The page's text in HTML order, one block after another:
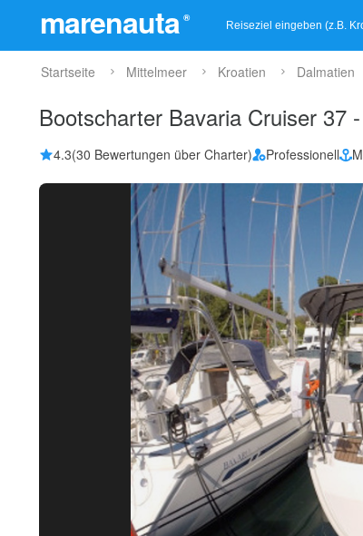
marenauta ®
Startseite Mittelmeer Kroatien Dalmatien
Bootscharter Bavaria Cruiser 37
4.3(30 Bewertungen über Charter) Professionell